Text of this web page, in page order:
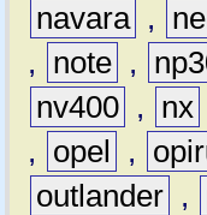
navara ,
,
note ,
nv400 , nx
,
opel ,
outlander ,